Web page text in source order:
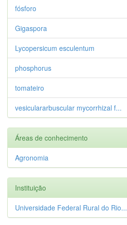
fósforo
Gigaspora
Lycopersicum esculentum
phosphorus
tomateiro
vesiculararbuscular mycorrhizal f...
Áreas de conhecimento
Agronomia
Instituição
Universidade Federal Rural do Rio...